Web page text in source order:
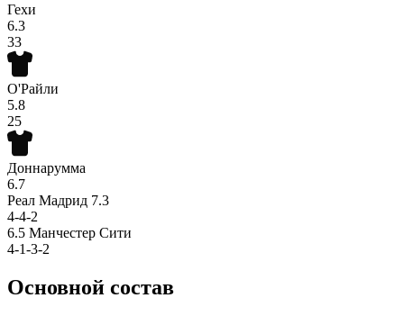
Гехи
6.3
33
О'Райли
5.8
25
Доннарумма
6.7
Реал Мадрид 7.3
4-4-2
6.5 Манчестер Сити
4-1-3-2
Основной состав